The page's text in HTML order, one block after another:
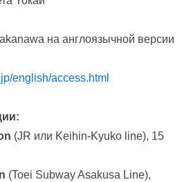
на англоязычной версии
english/access.html
(JR или Keihin-Kyuko line), 15
(Toei Subway Asakusa Line),